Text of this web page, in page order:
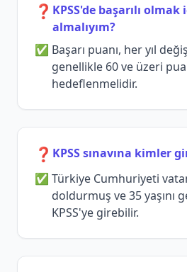
❓ KPSS'de başarılı
almalıyım?
Başarı puanı, her yıl
genellikle 60 ve üzeri
hedeflenmelidir.
❓ KPSS sınavına kimler
Türkiye Cumhuriyeti
doldurmuş ve 35 yaşını
KPSS'ye girebilir.